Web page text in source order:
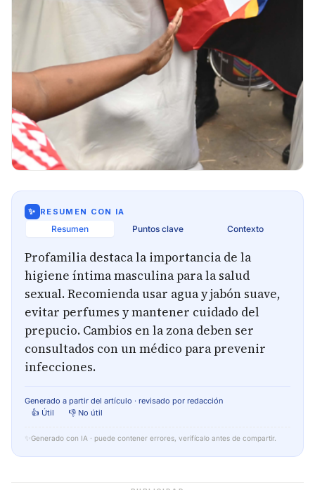
✨ RESUMEN CON IA
Resumen Puntos clave Contexto
Profamilia destaca la importancia de la
higiene íntima masculina para la salud
sexual. Recomienda usar agua y jabón suave,
evitar perfumes y mantener cuidado del
prepucio. Cambios en la zona deben ser
consultados con un médico para prevenir
infecciones.
Generado a partir del artículo · revisado por redacción
👍 Útil
👎 No útil
✨ Generado con IA · puede contener errores, verifícalo antes de compartir.